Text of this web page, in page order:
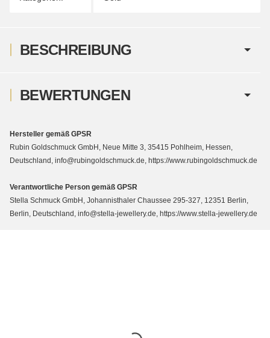
BESCHREIBUNG
BEWERTUNGEN
Hersteller gemäß GPSR
Rubin Goldschmuck GmbH, Neue Mitte 3, 35415 Pohlheim, Hessen,
Deutschland, info@rubingoldschmuck.de, https://www.rubingoldschmuck.de
Verantwortliche Person gemäß GPSR
Stella Schmuck GmbH, Johannisthaler Chaussee 295-327, 12351 Berlin,
Berlin, Deutschland, info@stella-jewellery.de, https://www.stella-jewellery.de